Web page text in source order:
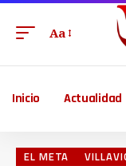
Aa
Inicio Actualidad
EL META